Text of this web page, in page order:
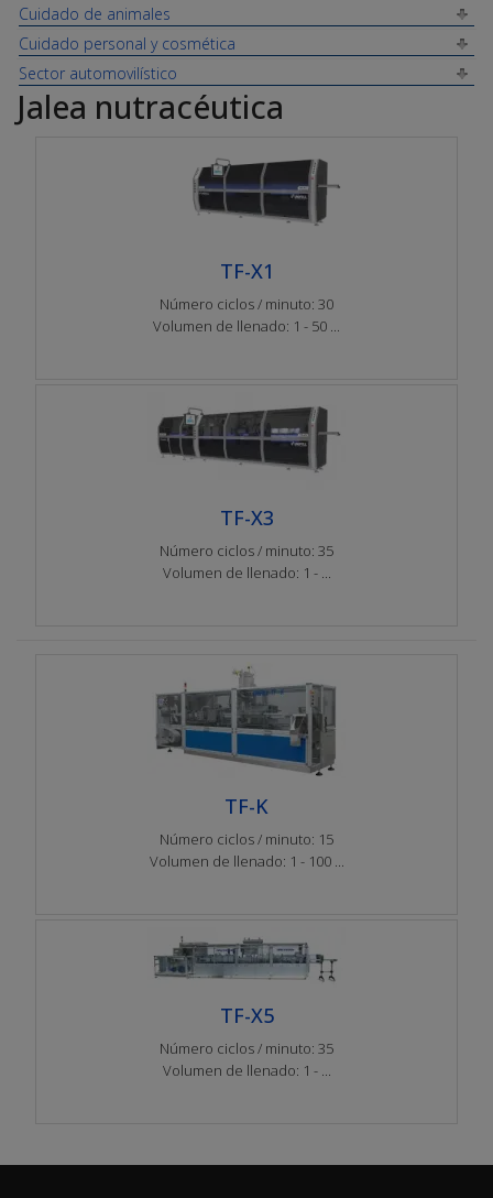
Cuidado de animales
Cuidado personal y cosmética
Sector automovilístico
Jalea nutracéutica
TF-X1
Número ciclos / minuto: 30
Volumen de llenado: 1 - 50 ...
TF-X3
Número ciclos / minuto: 35
Volumen de llenado: 1 - ...
TF-K
Número ciclos / minuto: 15
Volumen de llenado: 1 - 100 ...
TF-X5
Número ciclos / minuto: 35
Volumen de llenado: 1 - ...